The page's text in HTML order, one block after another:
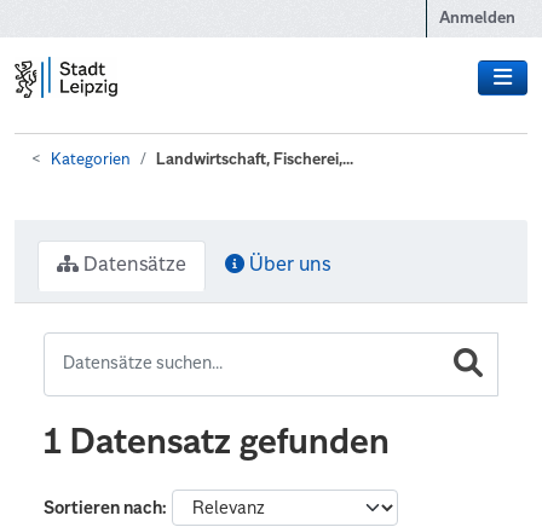
Anmelden
Kategorien Landwirtschaft, Fischerei,...
Datensätze Über uns
1 Datensatz gefunden
Sortieren nach